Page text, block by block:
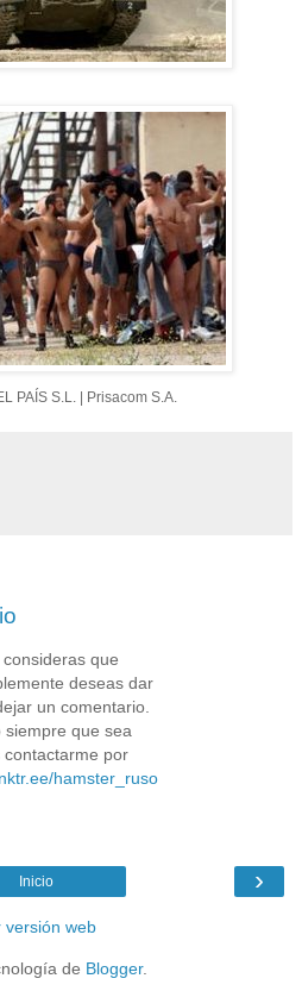
PAÍS S.L. | Prisacom S.A.
que
deseas dar
un comentario.
siempre que sea
contactarme por
hamster_ruso
›
Inicio
versión web
de Blogger.